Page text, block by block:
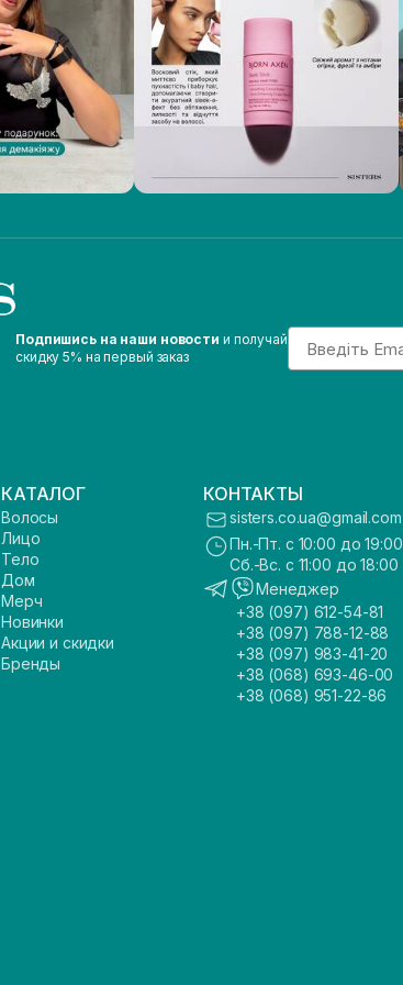
Подпишись на наши новости и получай
скидку 5% на первый заказ
Email
КАТАЛОГ
Волосы
Лицо
Тело
Дом
Мерч
Новинки
Акции и скидки
Бренды
КОНТАКТЫ
sisters.co.ua@gmail.com
Пн.-Пт. с 10:00 до 19:00
Сб.-Вс. с 11:00 до 18:00
Менеджер
+38 (097) 612-54-81
+38 (097) 788-12-88
+38 (097) 983-41-20
+38 (068) 693-46-00
+38 (068) 951-22-86